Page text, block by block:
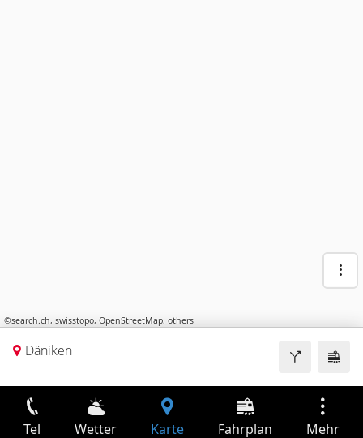
©search.ch, swisstopo, OpenStreetMap, others
Däniken
Tel Wetter Karte Fahrplan Mehr